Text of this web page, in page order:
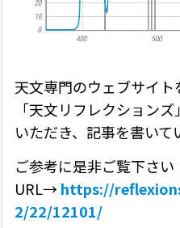
天文専門のウェブサイ
「天文リフレクション
いただき、記事を書いて
ご参考に是非ご覧下さい
URL→https://
2/22/12101/